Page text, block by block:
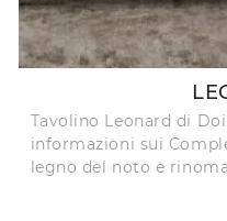
Tavolino Leonard di
informazioni sui
legno del noto e